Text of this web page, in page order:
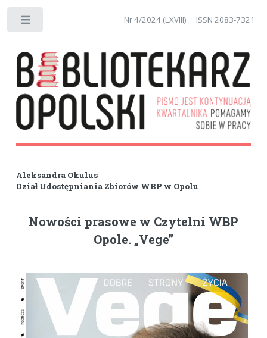
Nr 4/2024 (LXVIII) ISSN 2083-7321
Aleksandra Okulus
Dział Udostępniania Zbiorów WBP w Opolu
Nowości prasowe w Czytelni WBP
Opole. „Vege”